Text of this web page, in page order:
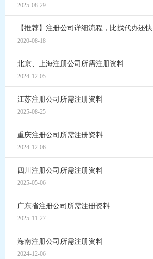
2025-08-29
【推荐】注册公司详细流程，比找代办还快
2020-08-18
北京、上海注册公司所需注册资料
2024-12-05
江苏注册公司所需注册资料
2025-08-25
重庆注册公司所需注册资料
2024-12-06
四川注册公司所需注册资料
2025-05-06
广东省注册公司所需注册资料
2025-11-27
海南注册公司所需注册资料
2024-12-06